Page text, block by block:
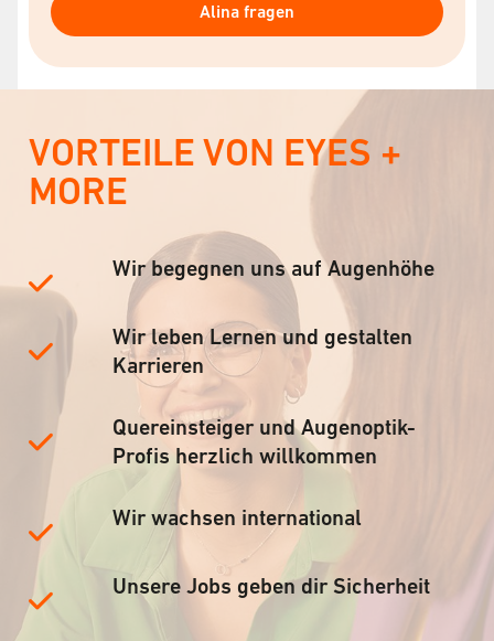
Alina fragen
VORTEILE VON EYES +
MORE
Wir begegnen uns auf Augenhöhe
Wir leben Lernen und gestalten
Karrieren
Quereinsteiger und Augenoptik-
Profis herzlich willkommen
Wir wachsen international
Unsere Jobs geben dir Sicherheit